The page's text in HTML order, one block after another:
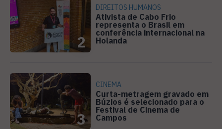
2
DIREITOS HUMANOS
Ativista de Cabo Frio
representa o Brasil em
conferência internacional na
Holanda
3
CINEMA
Curta-metragem gravado em
Búzios é selecionado para o
Festival de Cinema de
Campos